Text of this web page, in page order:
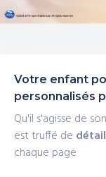
Votre enfant
personnalisés
Qu'il s'agisse de
est truffé de
chaque page